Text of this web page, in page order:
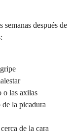
después de
o las axilas
la picadura
de la cara